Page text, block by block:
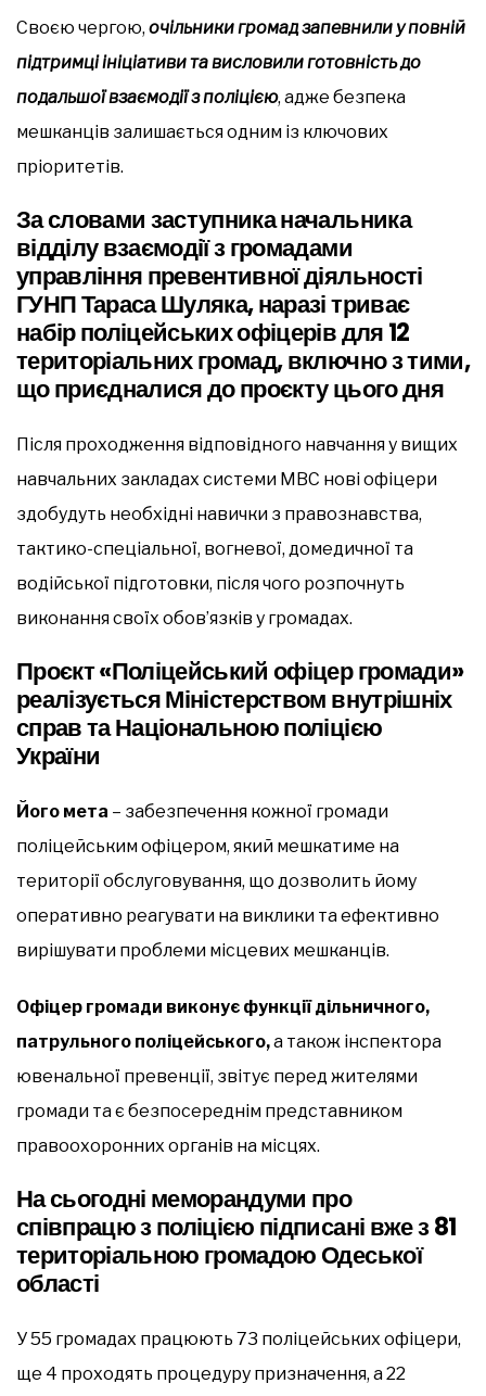
Своєю чергою, очільники громад запевнили у повній
підтримці ініціативи та висловили готовність до
подальшої взаємодії з поліцією, адже безпека
мешканців залишається одним із ключових
пріоритетів.
За словами заступника начальника
відділу взаємодії з громадами
управління превентивної діяльності
ГУНП Тараса Шуляка, наразі триває
набір поліцейських офіцерів для 12
територіальних громад, включно з тими,
що приєдналися до проєкту цього дня
Після проходження відповідного навчання у вищих
навчальних закладах системи МВС нові офіцери
здобудуть необхідні навички з правознавства,
тактико-спеціальної, вогневої, домедичної та
водійської підготовки, після чого розпочнуть
виконання своїх обов’язків у громадах.
Проєкт «Поліцейський офіцер громади»
реалізується Міністерством внутрішніх
справ та Національною поліцією
України
Його мета – забезпечення кожної громади
поліцейським офіцером, який мешкатиме на
території обслуговування, що дозволить йому
оперативно реагувати на виклики та ефективно
вирішувати проблеми місцевих мешканців.
Офіцер громади виконує функції дільничного,
патрульного поліцейського,а також інспектора
ювенальної превенції, звітує перед жителями
громади та є безпосереднім представником
правоохоронних органів на місцях.
На сьогодні меморандуми про
співпрацю з поліцією підписані вже з 81
територіальною громадою Одеської
області
У 55 громадах працюють 73 поліцейських офіцери,
ще 4 проходять процедуру призначення, а 22